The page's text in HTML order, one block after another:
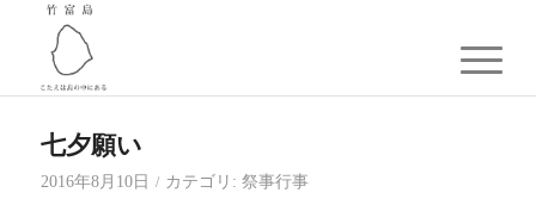
七夕願い
2016年8月10日 / カテゴリ: 祭事行事